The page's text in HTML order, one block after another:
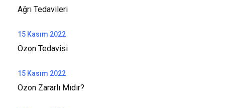
Ağrı Tedavileri
15 Kasım 2022
Ozon Tedavisi
15 Kasım 2022
Ozon Zararlı Mıdır?